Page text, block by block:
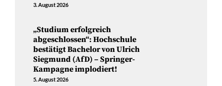
3. August 2026
„Studium erfolgreich
abgeschlossen“: Hochschule
bestätigt Bachelor von Ulrich
Siegmund (AfD) – Springer-
Kampagne implodiert!
5. August 2026